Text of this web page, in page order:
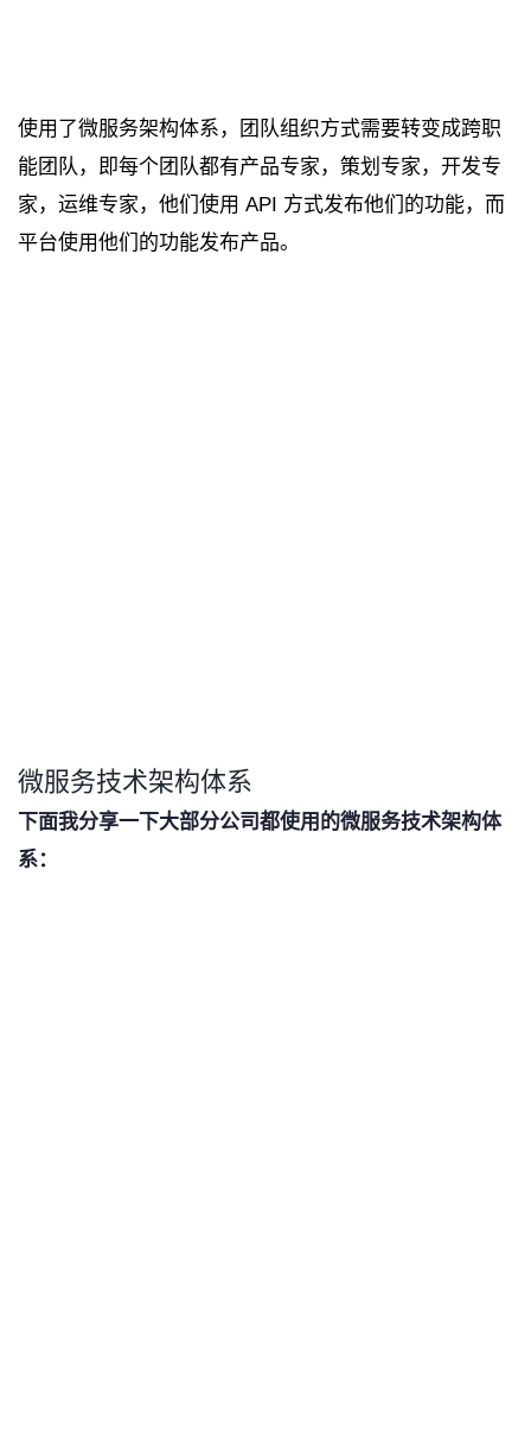
使用了微服务架构体系，团队组织方式需要转变成跨职
能团队，即每个团队都有产品专家，策划专家，开发专
家，运维专家，他们使用 API 方式发布他们的功能，而
平台使用他们的功能发布产品。
微服务技术架构体系
下面我分享一下大部分公司都使用的微服务技术架构体
系：